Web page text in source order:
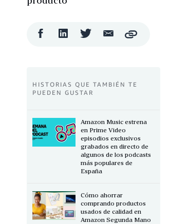
CompartirCompartirCompartirCompartir
Copy
HISTORIAS QUE TAMBIÉN TE
PUEDEN GUSTAR
Amazon Music estrena
en Prime Video
episodios exclusivos
grabados en directo de
algunos de los podcasts
más populares de
España
Cómo ahorrar
comprando productos
usados de calidad en
Amazon Segunda Mano